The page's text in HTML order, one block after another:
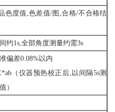
色度值,色差值/图,合格/不合格结
约1s,全部角度测量约需3s
偏差0.08%以内
（仪器预热校正后,以间隔5s测
）